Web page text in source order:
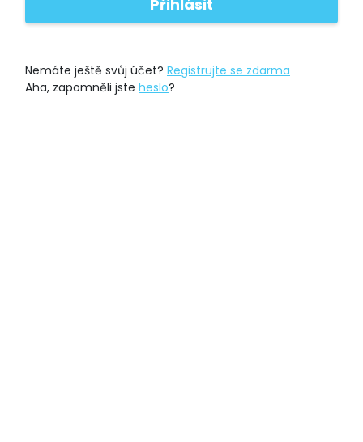
Nemáte ještě svůj účet? Registrujte se zdarma
Aha, zapomněli jste heslo?